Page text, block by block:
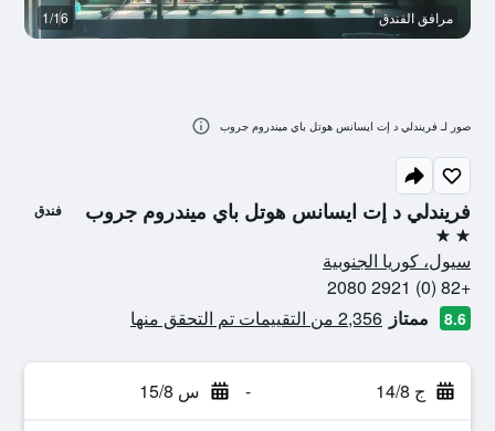
فريندلي د إت ايسانس هوتل باي ميندروم جروب فندق
2 نجمتين
سيول، كوريا الجنوبية
+82 (0) 2921 2080
8.6 ممتاز 2,356 من التقييمات تم التحقق منها
ج 14/8 - س 15/8
مرافق الفندق 1/16
صور لـ فريندلي د إت ايسانس هوتل باي ميندروم جروب